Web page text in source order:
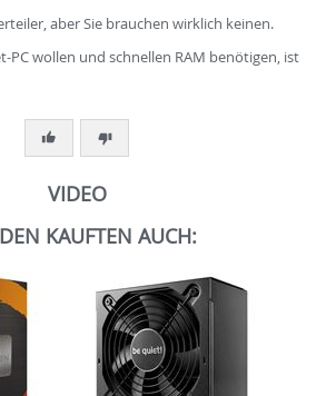
aber Sie brauchen wirklich keinen.
PC wollen und schnellen RAM benötigen, ist
VIDEO
KAUFTEN AUCH: